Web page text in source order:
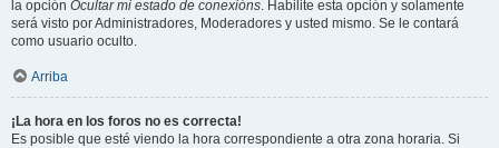
la opción Ocultar mi estado de conexións. Habilite esta opción y solamente
será visto por Administradores, Moderadores y usted mismo. Se le contará
como usuario oculto.
Arriba
¡La hora en los foros no es correcta!
Es posible que esté viendo la hora correspondiente a otra zona horaria. Si